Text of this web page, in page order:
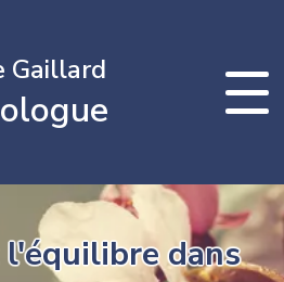
Gaillard
dans